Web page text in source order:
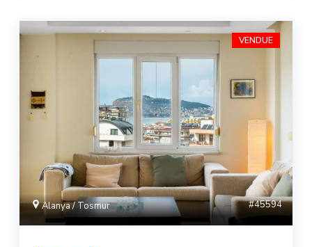
VENDUE
Alanya / Tosmur #45594